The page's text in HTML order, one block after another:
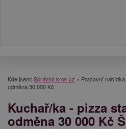
Kde jsem: Správný krok.cz » Pracovní
odměna 30 000 Kč
Kuchař/ka - pizza
odměna 30 000 Kč